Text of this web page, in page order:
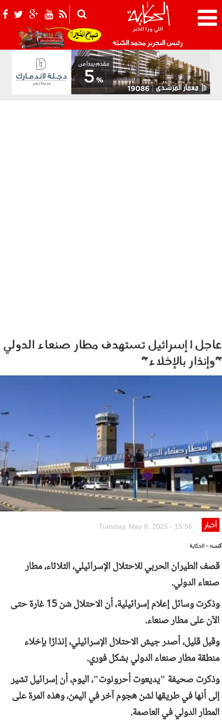
رئيس التحرير محمد الشبّه 021_2.png
عاجل | إسرائيل تستهدف مطار صنعاء الدولي
"وإنذار بالإخلاء"
أخبار Tuesday, May 6, 2025 - 15:56
كتب:- الحكاية
قصف الطيران الحربي للاحتلال الإسرائيلي، الثلاثاء، مطار
صنعاء الدولي.
وذكرت وسائل إعلام إسرائيلية، أن الاحتلال شن 15 غارة حتى
الآن على مطار صنعاء.
وقبل قليل، أصدر جيش الاحتلال الإسرائيلي، إنذارًا بإخلاء
منطقة مطار صنعاء الدولي بشكل فوري.
وذكرت صحيفة "يديعوت أحرونوت"، اليوم، أن إسرائيل تشير
إلى أنها في طريقها لشن هجوم آخر في اليمن، وهذه المرة على
المطار الدولي في العاصمة.